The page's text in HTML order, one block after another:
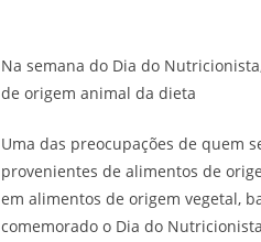
Na semana do Dia do
de origem animal da dieta
Uma das preocupações de quem
provenientes de alimentos de
em alimentos de origem vegetal,
comemorado o Dia do